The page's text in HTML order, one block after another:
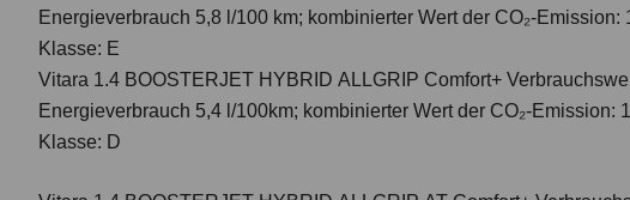
Energieverbrauch 5,8 l/100 km; kombinierter Wert der CO₂-Emission:
Klasse: E
Vitara 1.4 BOOSTERJET HYBRID ALLGRIP Comfort+
Energieverbrauch 5,4 l/100km; kombinierter Wert der CO₂-Emission:
Klasse: D